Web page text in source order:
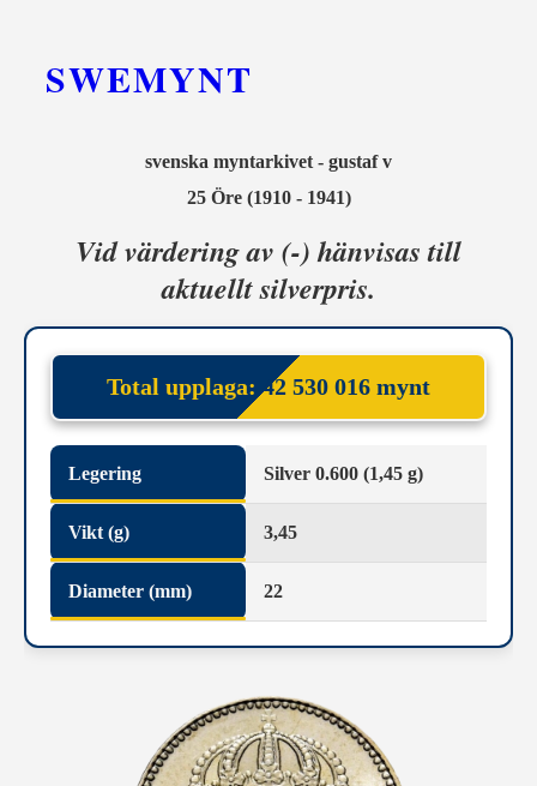
SWEMYNT
svenska myntarkivet - gustaf v
25 Öre (1910 - 1941)
Vid värdering av (-) hänvisas till
aktuellt silverpris.
Total upplaga: 42 530 016 mynt
Legering Silver 0.600 (1,45 g)
Vikt (g) 3,45
Diameter (mm) 22